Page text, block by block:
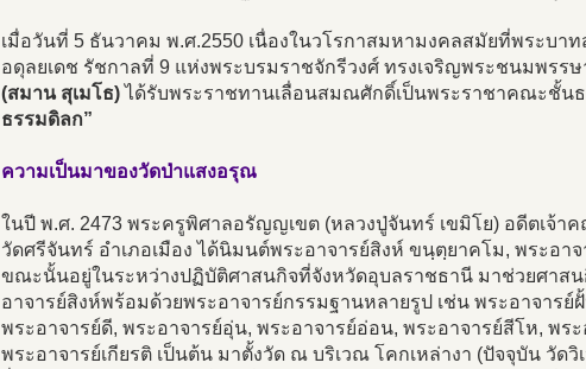
เมื่อวันที่ 5 ธันวาคม พ.ศ.2550 เนื่องในวโรกาสมหามงคลสมัยที่พระบา
อดุลยเดช รัชกาลที่ 9 แห่งพระบรมราชจักรีวงศ์ ทรงเจริญพระชนมพรร
(สมาน สุเมโธ)ได้รับพระราชทานเลื่อนสมณศักดิ์เป็นพระราชาคณะชั้น
ธรรมดิลก”
ความเป็นมาของวัดป่าแสงอรุณ
ในปี พ.ศ. 2473 พระครูพิศาลอรัญญเขต (หลวงปู่จันทร์ เขมิโย) อดีตเจ้า
วัดศรีจันทร์ อำเภอเมือง ได้นิมนต์พระอาจารย์สิงห์ ขนฺตฺยาคโม, พระอ
ขณะนั้นอยู่ในระหว่างปฏิบัติศาสนกิจที่จังหวัดอุบลราชธานี มาช่วยศาส
อาจารย์สิงห์พร้อมด้วยพระอาจารย์กรรมฐานหลายรูป เช่น พระอาจารย์
พระอาจารย์ดี, พระอาจารย์อุ่น, พระอาจารย์อ่อน, พระอาจารย์สีโห, พระ
พระอาจารย์เกียรติ เป็นต้น มาตั้งวัด ณ บริเวณ โคกเหล่างา (ปัจจุบัน วัด